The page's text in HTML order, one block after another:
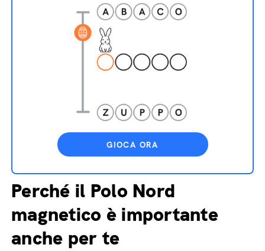
GIOCA ORA
Perché il Polo Nord
magnetico è importante
anche per te